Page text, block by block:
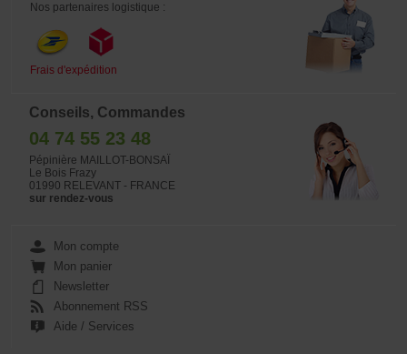
Nos partenaires logistique :
Frais d'expédition
Conseils, Commandes
04 74 55 23 48
Pépinière MAILLOT-BONSAÏ
Le Bois Frazy
01990 RELEVANT - FRANCE
sur rendez-vous
Mon compte
Mon panier
Newsletter
Abonnement RSS
Aide / Services